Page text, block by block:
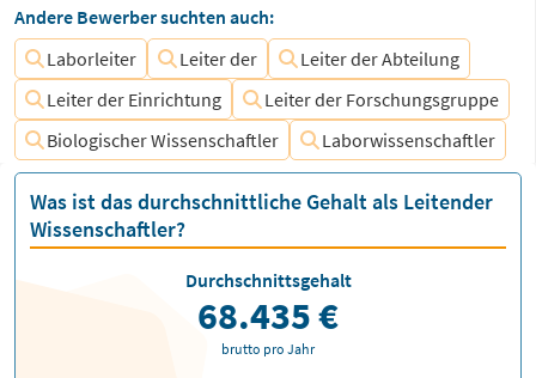
Andere Bewerber suchten auch:
Laborleiter
Leiter der
Leiter der Abteilung
Leiter der Einrichtung
Leiter der Forschungsgruppe
Biologischer Wissenschaftler
Laborwissenschaftler
Was ist das durchschnittliche Gehalt als Leitender
Wissenschaftler?
Durchschnittsgehalt
68.435 €
brutto pro Jahr